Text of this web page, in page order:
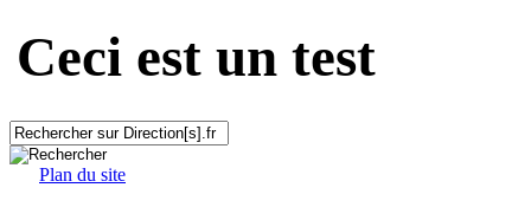
Ceci est un test
Plan du site